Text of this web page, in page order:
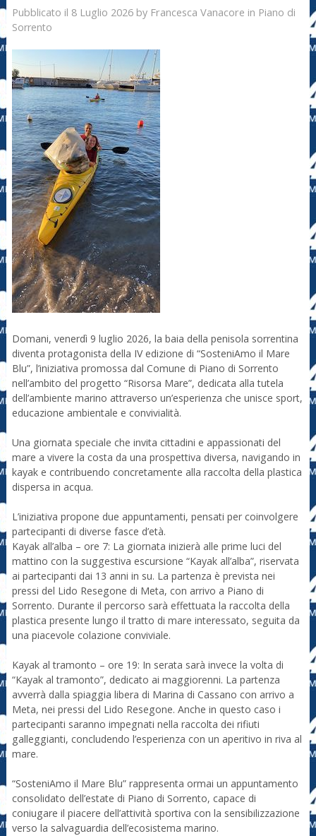
Pubblicato il 8 Luglio 2026by Francesca Vanacore in Piano di
Sorrento
Domani, venerdì 9 luglio 2026, la baia della penisola sorrentina
diventa protagonista della IV edizione di “SosteniAmo il Mare
Blu”, l’iniziativa promossa dal Comune di Piano di Sorrento
nell’ambito del progetto “Risorsa Mare”, dedicata alla tutela
dell’ambiente marino attraverso un’esperienza che unisce sport,
educazione ambientale e convivialità.
Una giornata speciale che invita cittadini e appassionati del
mare a vivere la costa da una prospettiva diversa, navigando in
kayak e contribuendo concretamente alla raccolta della plastica
dispersa in acqua.
L’iniziativa propone due appuntamenti, pensati per coinvolgere
partecipanti di diverse fasce d’età.
Kayak all’alba – ore 7: La giornata inizierà alle prime luci del
mattino con la suggestiva escursione “Kayak all’alba”, riservata
ai partecipanti dai 13 anni in su. La partenza è prevista nei
pressi del Lido Resegone di Meta, con arrivo a Piano di
Sorrento. Durante il percorso sarà effettuata la raccolta della
plastica presente lungo il tratto di mare interessato, seguita da
una piacevole colazione conviviale.
Kayak al tramonto – ore 19: In serata sarà invece la volta di
“Kayak al tramonto”, dedicato ai maggiorenni. La partenza
avverrà dalla spiaggia libera di Marina di Cassano con arrivo a
Meta, nei pressi del Lido Resegone. Anche in questo caso i
partecipanti saranno impegnati nella raccolta dei rifiuti
galleggianti, concludendo l’esperienza con un aperitivo in riva al
mare.
“SosteniAmo il Mare Blu” rappresenta ormai un appuntamento
consolidato dell’estate di Piano di Sorrento, capace di
coniugare il piacere dell’attività sportiva con la sensibilizzazione
verso la salvaguardia dell’ecosistema marino.